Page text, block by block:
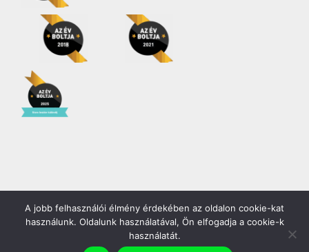
TEJ HELYETTESÍTŐK
TEJDESSZERTEK(94)
TEJFÖL
TEJSZÍN
TÚRÓ
UHT TEJEK
(0)
UHT TEJSZÍN,
TEJSZÍNHAB
(0)
Copyright 2026 | Minden jog fenntartva! |Gödöllő COOP Zrt.
FacebookYouTube
Instagram
A jobb felhasználói élmény érdekében az oldalon cookie-kat
használunk. Oldalunk használatával, Ön elfogadja a cookie-k
használatát.